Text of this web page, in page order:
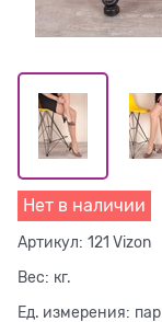
Нет в наличии
Артикул: 121 Vizon
Вес: кг.
Ед. измерения: пар